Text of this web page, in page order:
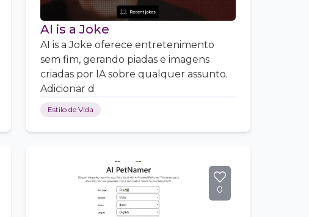
AI is a Joke
AI is a Joke oferece entretenimento
sem fim, gerando piadas e imagens
criadas por IA sobre qualquer assunto.
Adicionar d
Estilo de Vida
0